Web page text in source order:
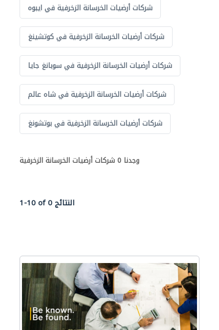
شركات أرضيات الخرسانة الزخرفية في ايبوه
شركات أرضيات الخرسانة الزخرفية في كوتشينغ
شركات أرضيات الخرسانة الزخرفية في سوبانغ جايا
شركات أرضيات الخرسانة الزخرفية في شاه عالم
شركات أرضيات الخرسانة الزخرفية في بوتشونغ
وجدنا 0 شركات أرضيات الخرسانة الزخرفية
1-10 of 0 النتائج